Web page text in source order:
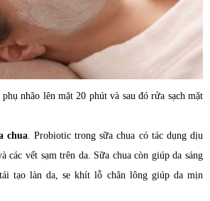
nhão lên mặt 20 phút và sau đó rửa sạch mặt
chua. Probiotic trong sữa chua có tác dụng dịu
các vết sạm trên da. Sữa chua còn giúp da sáng
tạo làn da, se khít lỗ chân lông giúp da mịn